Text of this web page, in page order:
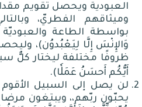
العبودية ويحصل تقويم
وميثاقهم الفطريّ،
بواسطة الطاعة والعبوديّة
وَالإِنْسَ إِلَّا لِيَعْبُدوُن)،
ظروفًا مختلفة ليختار كلٌّ
أَيُّكُم أَحسَنُ عَمَلٗا).
لن يصل إلى السبيل الأقوم
يحبّون ربّهم،، ويبتغون